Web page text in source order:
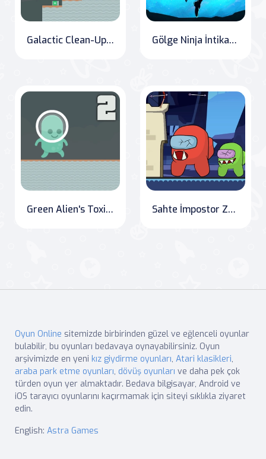
Galactic Clean-Up: The Adventures of Dr. Green Alien Gölge Ninja İntikamı
Green Alien's Toxic Trek: Space Adventure Edition Sahte İmpostor Zombiler
Oyun Online sitemizde birbirinden güzel ve eğlenceli oyunlar
bulabilir, bu oyunları bedavaya oynayabilirsiniz. Oyun
arşivimizde en yeni kız giydirme oyunları, Atari klasikleri,
araba park etme oyunları, dövüş oyunları ve daha pek çok
türden oyun yer almaktadır. Bedava bilgisayar, Android ve
iOS tarayıcı oyunlarını kaçırmamak için siteyi sıklıkla ziyaret
edin.
English: Astra Games